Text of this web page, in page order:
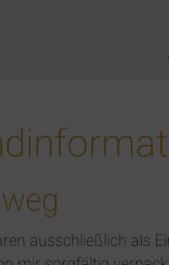
ausschließlich als